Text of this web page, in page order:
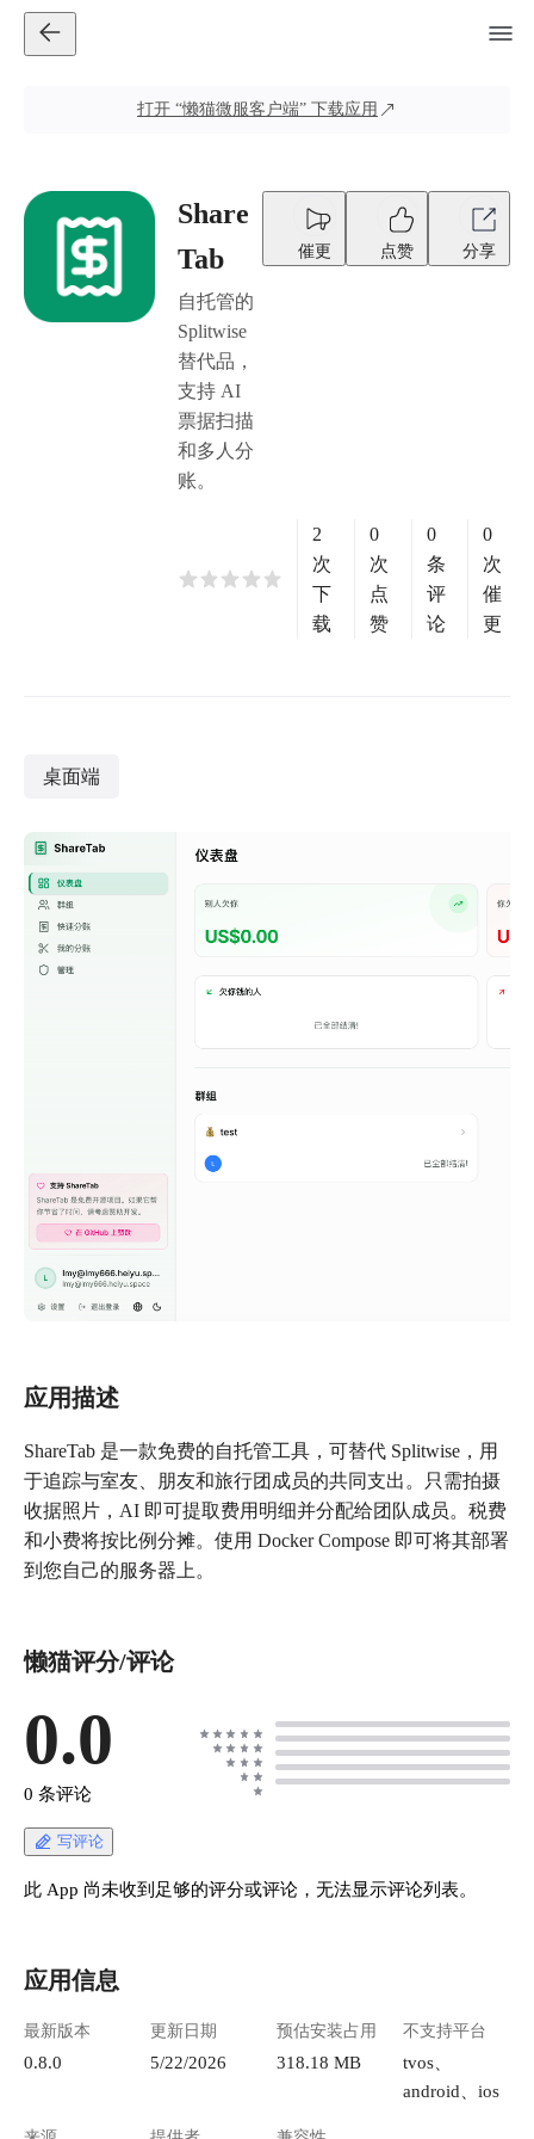
打开 “懒猫微服客户端” 下载应用
Share
Tab
自托管的
Splitwise
替代品，
支持 AI
票据扫描
和多人分
账。
催更 点赞 分享
2
次
下
载
0
次
点
赞
0
条
评
论
0
次
催
更
桌面端
应用描述
ShareTab 是一款免费的自托管工具，可替代 Splitwise，用
于追踪与室友、朋友和旅行团成员的共同支出。只需拍摄
收据照片，AI 即可提取费用明细并分配给团队成员。税费
和小费将按比例分摊。使用 Docker Compose 即可将其部署
到您自己的服务器上。
懒猫评分/评论
0.0
0 条评论
写评论
此 App 尚未收到足够的评分或评论，无法显示评论列表。
应用信息
最新版本
0.8.0
更新日期
5/22/2026
预估安装占用
318.18 MB
不支持平台
tvos、
android、ios